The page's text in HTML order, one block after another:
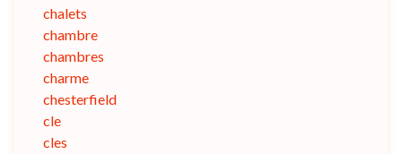
chalets
chambre
chambres
charme
chesterfield
cle
cles